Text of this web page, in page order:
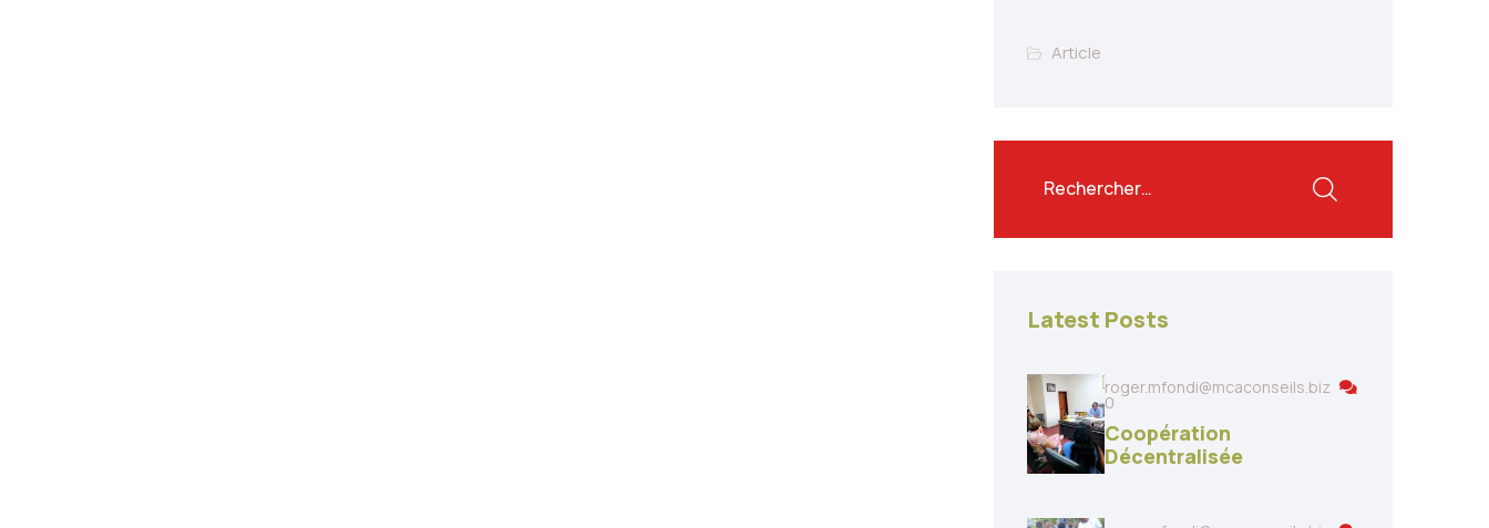
Article
Latest Posts
roger.mfondi@mcaconseils.biz
0
Coopération
Décentralisée